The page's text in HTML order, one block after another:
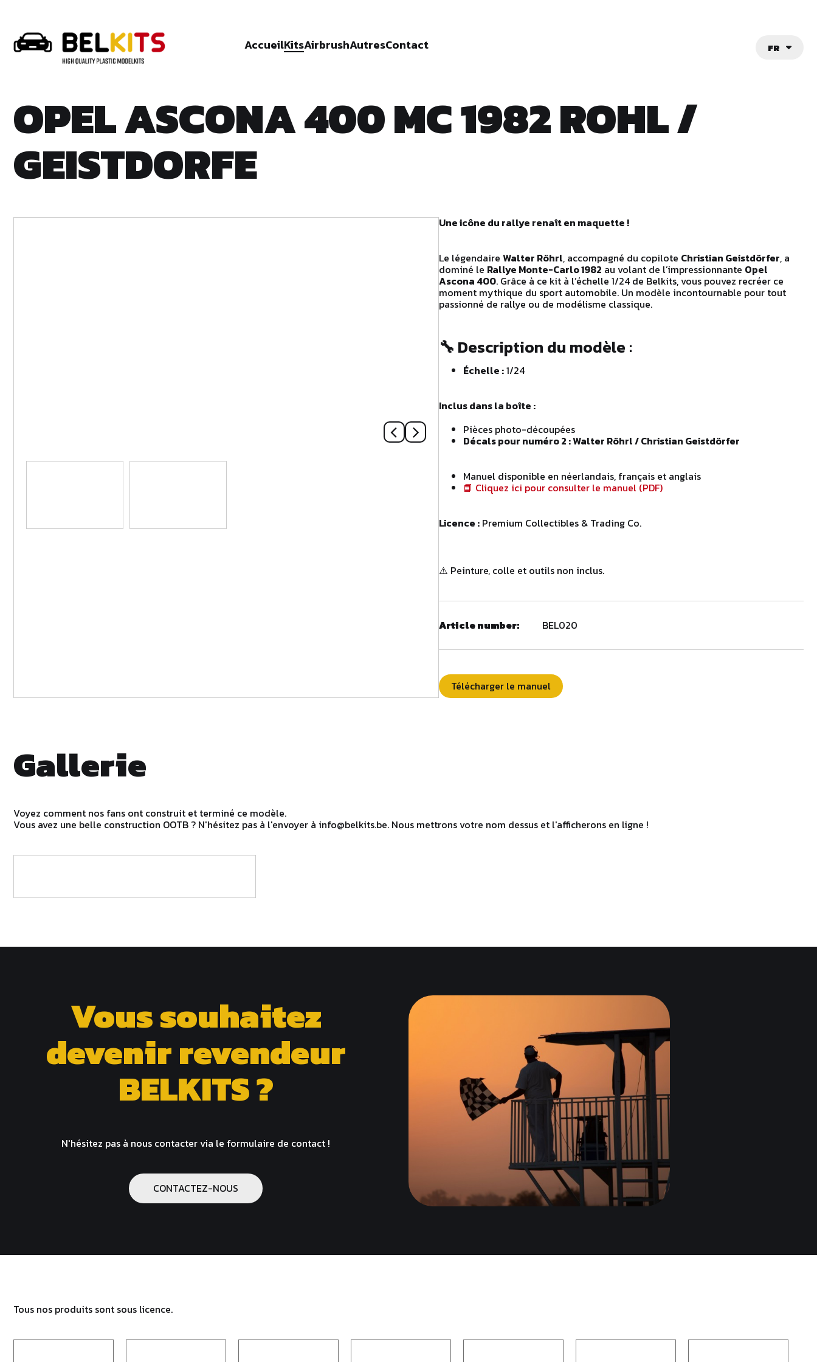
AccueilKitsAirbrushAutresContact FR
OPEL ASCONA 400 MC 1982 ROHL /
GEISTDORFE
Une icône du rallye renaît en maquette !
Le légendaire Walter Röhrl, accompagné du copilote Christian Geistdörfer, a
dominé le Rallye Monte-Carlo 1982 au volant de l’impressionnante Opel
Ascona 400. Grâce à ce kit à l’échelle 1/24 de Belkits, vous pouvez recréer ce
moment mythique du sport automobile. Un modèle incontournable pour tout
passionné de rallye ou de modélisme classique.
🔧 Description du modèle :
Échelle :1/24
Inclus dans la boîte :
Pièces photo-découpées
Décals pour numéro 2 : Walter Röhrl / Christian Geistdörfer
Manuel disponible en néerlandais, français et anglais
📘 Cliquez ici pour consulter le manuel (PDF)
Licence : Premium Collectibles & Trading Co.
⚠️ Peinture, colle et outils non inclus.
Article number: BEL020
Télécharger le manuel
Gallerie
Voyez comment nos fans ont construit et terminé ce modèle.
Vous avez une belle construction OOTB ? N'hésitez pas à l'envoyer à info@belkits.be. Nous mettrons votre nom dessus et l'afficherons en ligne !
Vous souhaitez
devenir revendeur
BELKITS ?
N'hésitez pas à nous contacter via le formulaire de contact !
CONTACTEZ-NOUS
Tous nos produits sont sous licence.